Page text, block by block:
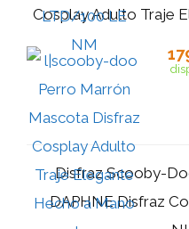
Cosplay Adulto Traje
Disfraz Scooby-
DAPHNE Disfraz